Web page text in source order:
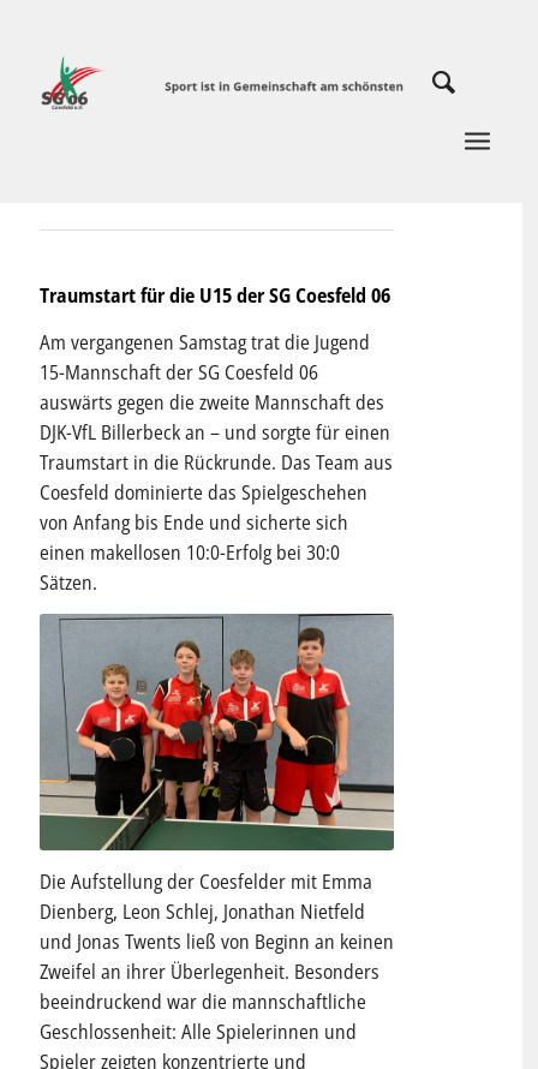
Traumstart für die U15 der SG Coesfeld 06
Am vergangenen Samstag trat die Jugend
15-Mannschaft der SG Coesfeld 06
auswärts gegen die zweite Mannschaft des
DJK-VfL Billerbeck an – und sorgte für einen
Traumstart in die Rückrunde. Das Team aus
Coesfeld dominierte das Spielgeschehen
von Anfang bis Ende und sicherte sich
einen makellosen 10:0-Erfolg bei 30:0
Sätzen.
Die Aufstellung der Coesfelder mit Emma
Dienberg, Leon Schlej, Jonathan Nietfeld
und Jonas Twents ließ von Beginn an keinen
Zweifel an ihrer Überlegenheit. Besonders
beeindruckend war die mannschaftliche
Geschlossenheit: Alle Spielerinnen und
Spieler zeigten konzentrierte und